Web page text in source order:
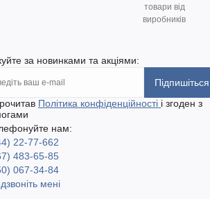
товари від
виробників
за новинками та акціями:
Підпишіться
Політика конфіденційності і згоден з
нам:
22-77-662
483-65-85
067-34-84
мені